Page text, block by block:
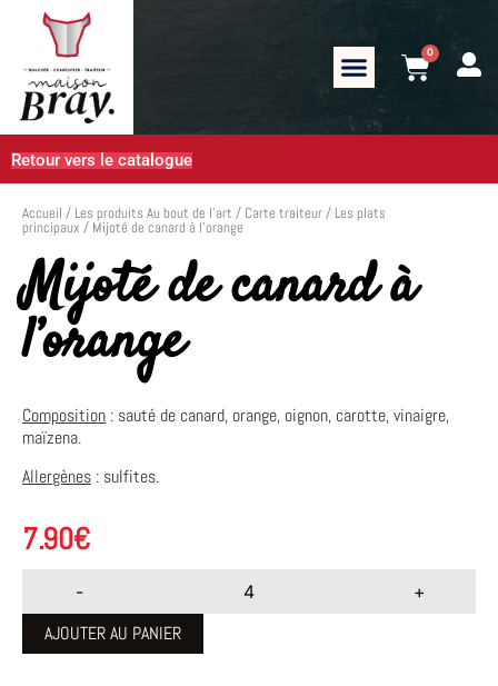
0
Retour vers le catalogue
Accueil / Les produits Au bout de l’art / Carte traiteur/ Les plats
principaux / Mijoté de canard à l’orange
Mijoté de canard à
l’orange
Composition : sauté de canard, orange, oignon, carotte, vinaigre,
maïzena.
Allergènes : sulfites.
7.90€
- +
AJOUTER AU PANIER